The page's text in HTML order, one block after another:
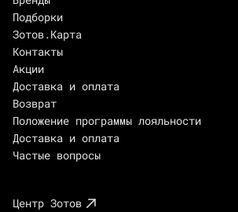
Подборки
Зотов.Карта
Контакты
Акции
Доставка и оплата
Возврат
Положение программы лояльности
Доставка и оплата
Частые вопросы
Центр Зотов